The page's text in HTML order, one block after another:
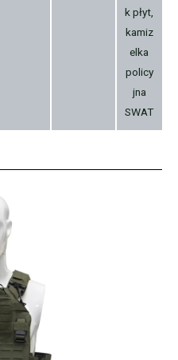
k płyt,
kamiz
elka
policy
jna
SWAT